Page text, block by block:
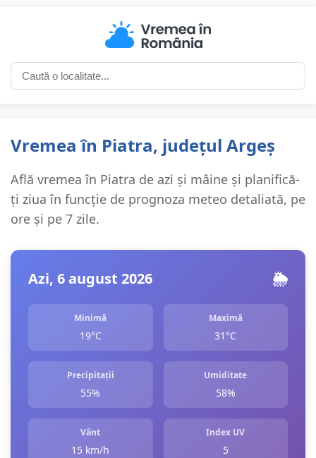
Vremea în Piatra, județul Argeș
Află vremea în Piatra de azi și mâine și planifică-
ți ziua în funcție de prognoza meteo detaliată, pe
ore și pe 7 zile.
Azi, 6 august 2026 🌦️
Minimă
19°C
Maximă
31°C
Precipitații
55%
Umiditate
58%
Vânt
15 km/h
Index UV
5